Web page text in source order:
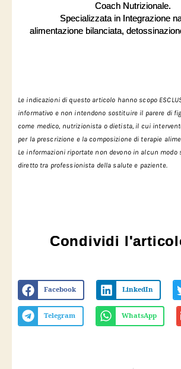
Coach Nutrizionale.
Specializzata in Integrazione
alimentazione bilanciata,
Le indicazioni di questo articolo hanno scopo
informativo e non intendono sostituire il parere di
come medico, nutrizionista o dietista, il cui
per la prescrizione e la composizione di terapie
Le informazioni riportate non devono in alcun
diretto tra professionista della salute e paziente.
Condividi
Facebook LinkedIn
Telegram WhatsApp